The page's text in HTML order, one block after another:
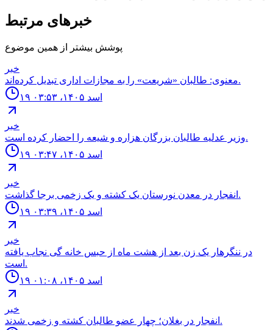
خبرهای مرتبط
پوشش بیشتر از همین موضوع
خبر
معنوی: طالبان «شریعت» را به مجازات اداری تبدیل کرده‌اند.
۱۹ اسد ۱۴۰۵، ۰۳:۵۳
خبر
وزیر عدلیه طالبان بزرگان هزاره و شیعه را احضار کرده است.
۱۹ اسد ۱۴۰۵، ۰۳:۴۷
خبر
انفجار در معدن نورستان يک كشته و یک زخمى برجا گذاشت.
۱۹ اسد ۱۴۰۵، ۰۳:۳۹
خبر
در ننگرهار یک زن بعد از هشت ماه از حبس خانه گی نجاب یافته
است.
۱۹ اسد ۱۴۰۵، ۰۱:۰۸
خبر
انفجار در بغلان؛ چهار عضو طالبان كشته و زخمى شدند.